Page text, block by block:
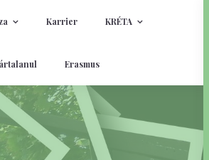
Karrier KRÉTA
Erasmus